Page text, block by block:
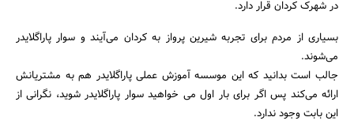
در شهرک کردان قرار دارد.
بسیاری از مردم برای تجربه شیرین پرواز به کردان می‌آیند و سوار پاراگلایدر
می‌شوند.
جالب است بدانید که این موسسه آموزش عملی پاراگلایدر هم به مشتریانش
ارائه می‌کند پس اگر برای بار اول می خواهید سوار پاراگلایدر شوید، نگرانی از
این بابت وجود ندارد.